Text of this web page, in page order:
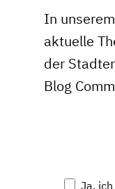
In
aktuelle
der
Blog
Ja,